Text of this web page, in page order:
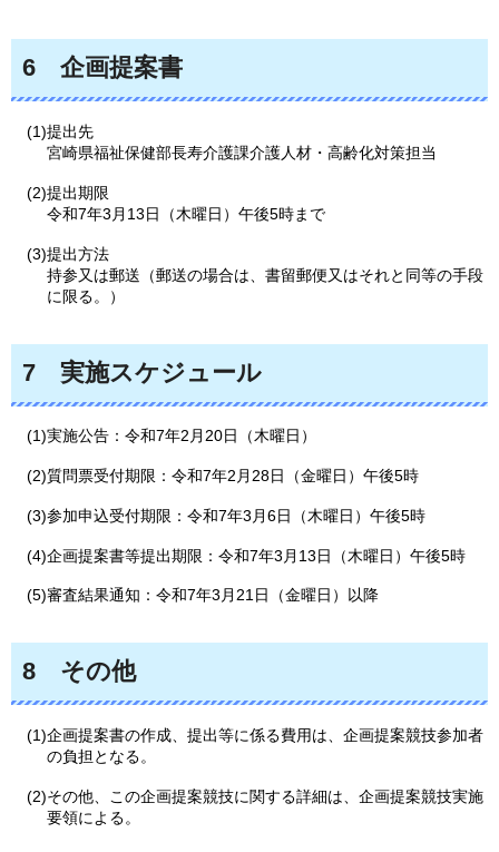
6 企画提案書
(1)提出先
宮崎県福祉保健部長寿介護課介護人材・高齢化対策担当
(2)提出期限
令和7年3月13日（木曜日）午後5時まで
(3)提出方法
持参又は郵送（郵送の場合は、書留郵便又はそれと同等の手段
に限る。）
7 実施スケジュール
(1)実施公告：令和7年2月20日（木曜日）
(2)質問票受付期限：令和7年2月28日（金曜日）午後5時
(3)参加申込受付期限：令和7年3月6日（木曜日）午後5時
(4)企画提案書等提出期限：令和7年3月13日（木曜日）午後5時
(5)審査結果通知：令和7年3月21日（金曜日）以降
8 その他
(1)企画提案書の作成、提出等に係る費用は、企画提案競技参加者
の負担となる。
(2)その他、この企画提案競技に関する詳細は、企画提案競技実施
要領による。